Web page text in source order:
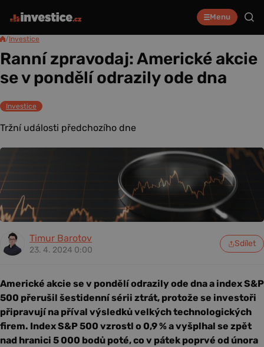
Menu
/Investice
Ranní zpravodaj: Americké akcie
se v pondělí odrazily ode dna
Investice
Tržní události předchozího dne
Timur Barotov
23. 4. 2024 0:00
Sdílet
Americké akcie se v pondělí odrazily ode dna a index S&P
500 přerušil šestidenní sérii ztrát, protože se investoři
připravují na příval výsledků velkých technologických
firem. Index S&P 500 vzrostl o 0,9 % a vyšplhal se zpět
nad hranici 5 000 bodů poté, co v pátek poprvé od února